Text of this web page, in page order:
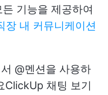
기능을 제공하여
장 내 커뮤니케이션
@멘션을 사용하
ClickUp 채팅 보기